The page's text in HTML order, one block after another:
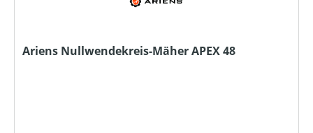
Ariens Nullwendekreis-Mäher APEX 48